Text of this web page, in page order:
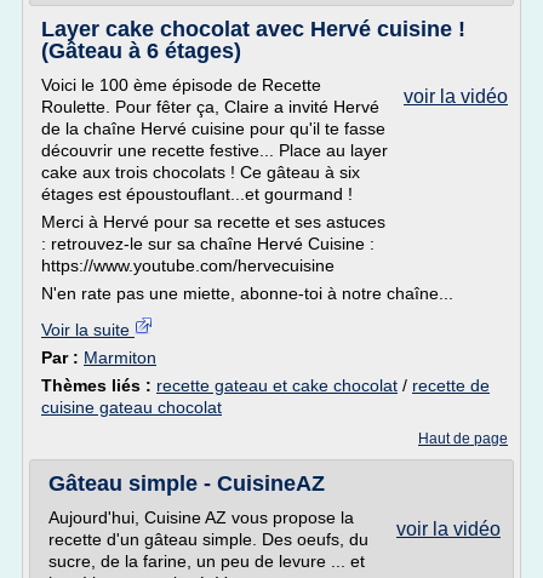
Layer cake chocolat avec Hervé cuisine !
(Gâteau à 6 étages)
voir la vidéo
Voici le 100 ème épisode de Recette
Roulette. Pour fêter ça, Claire a invité Hervé
de la chaîne Hervé cuisine pour qu'il te fasse
découvrir une recette festive... Place au layer
cake aux trois chocolats ! Ce gâteau à six
étages est époustouflant...et gourmand !
Merci à Hervé pour sa recette et ses astuces
: retrouvez-le sur sa chaîne Hervé Cuisine :
https://www.youtube.com/hervecuisine
N'en rate pas une miette, abonne-toi à notre chaîne...
Voir la suite
Par : Marmiton
Thèmes liés : recette gateau et cake chocolat / recette de
cuisine gateau chocolat
Haut de page
Gâteau simple - CuisineAZ
voir la vidéo
Aujourd'hui, Cuisine AZ vous propose la
recette d'un gâteau simple. Des oeufs, du
sucre, de la farine, un peu de levure ... et